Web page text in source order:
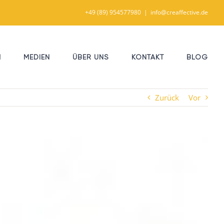
+49 (89) 954577980 | info@creaffective.de
MEDIEN ÜBER UNS KONTAKT BLOG
Zurück Vor